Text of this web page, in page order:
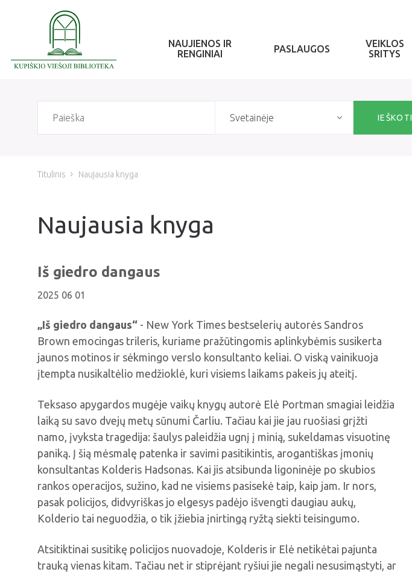
NAUJIENOS IR
RENGINIAI
PASLAUGOS
VEIKLOS
SRITYS
Svetainėje IEŠKOTI
Titulinis Naujausia knyga
Naujausia knyga
Iš giedro dangaus
2025 06 01
„Iš giedro dangaus“ - New York Times bestselerių autorės Sandros
Brown emocingas trileris, kuriame pražūtingomis aplinkybėmis susikerta
jaunos motinos ir sėkmingo verslo konsultanto keliai. O viską vainikuoja
įtempta nusikaltėlio medžioklė, kuri visiems laikams pakeis jų ateitį.
Teksaso apygardos mugėje vaikų knygų autorė Elė Portman smagiai leidžia
laiką su savo dvejų metų sūnumi Čarliu. Tačiau kai jie jau ruošiasi grįžti
namo, įvyksta tragedija: šaulys paleidžia ugnį į minią, sukeldamas visuotinę
paniką. Į šią mėsmalę patenka ir savimi pasitikintis, arogantiškas įmonių
konsultantas Kolderis Hadsonas. Kai jis atsibunda ligoninėje po skubios
rankos operacijos, sužino, kad ne visiems pasisekė taip, kaip jam. Ir nors,
pasak policijos, didvyriškas jo elgesys padėjo išvengti daugiau aukų,
Kolderio tai neguodžia, o tik įžiebia įnirtingą ryžtą siekti teisingumo.
Atsitiktinai susitikę policijos nuovadoje, Kolderis ir Elė netikėtai pajunta
trauką vienas kitam. Tačiau net ir stiprėjant ryšiui jie negali nesusimąstyti, ar